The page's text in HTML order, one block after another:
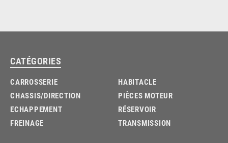
CATÉGORIES
CARROSSERIE
CHASSIS/DIRECTION
ECHAPPEMENT
FREINAGE
HABITACLE
PIÈCES MOTEUR
RÉSERVOIR
TRANSMISSION